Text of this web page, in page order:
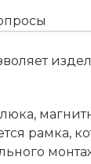
люка,
рамка,